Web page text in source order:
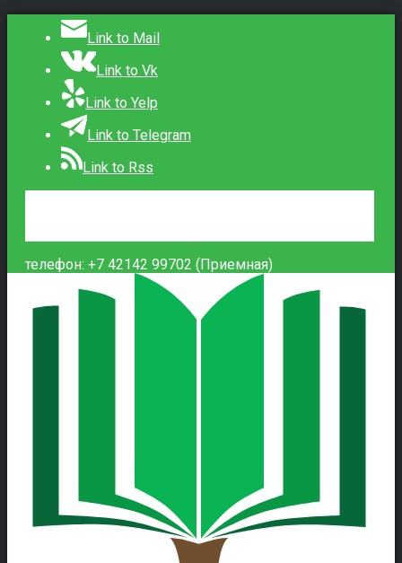
Link to Mail
Link to Vk
Link to Yelp
Link to Telegram
Link to Rss
телефон: +7 42142 99702 (Приемная)